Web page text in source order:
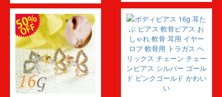
レビュー点数:
購入者
(件)
くある新商品の紹介じゃなく、便利グッズや私の知らない関連情報で
興味深く拝見しました。「ケース希望」です。
購入者
購入者さん
投稿日：2026-07-
手書きのメッセージを毎回ありがとうございます。心があたたまりま
す！「ケース希望」